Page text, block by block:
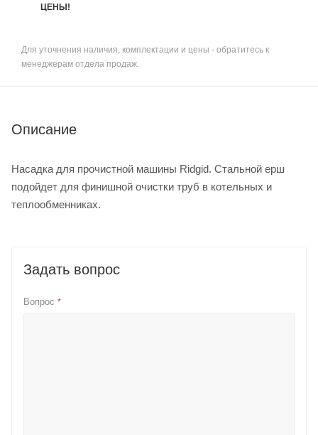
ЦЕНЫ!
Для уточнения наличия, комплектации и цены - обратитесь к
менеджерам отдела продаж.
Описание
Насадка для прочистной машины Ridgid. Стальной ерш
подойдет для финишной очистки труб в котельных и
теплообменниках.
Задать вопрос
Вопрос *